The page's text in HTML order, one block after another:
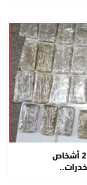
فرقة مكافحة العصابات طَاحْتْ عْلَى 2 أشخاص